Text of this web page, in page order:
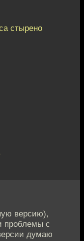
стырено
версию),
проблемы с
думаю